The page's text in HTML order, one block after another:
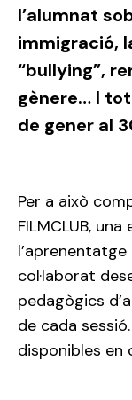
l’alumnat
immigració,
“bullying”,
gènere… I
de gener al
Per a això
FILMCLUB,
col·laborat
pedagògics
de cada
disponibles en